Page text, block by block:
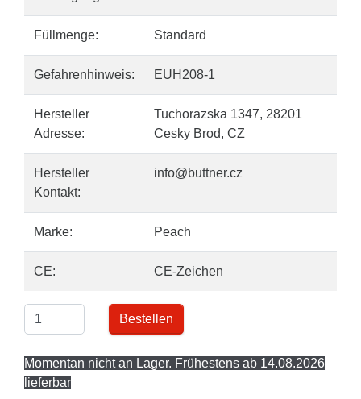
Füllmenge: Standard
Gefahrenhinweis: EUH208-1
Hersteller
Adresse:
Tuchorazska 1347, 28201
Cesky Brod, CZ
Hersteller
Kontakt:
info@buttner.cz
Marke: Peach
CE: CE-Zeichen
Bestellen
Momentan nicht an Lager. Frühestens ab 14.08.2026
lieferbar